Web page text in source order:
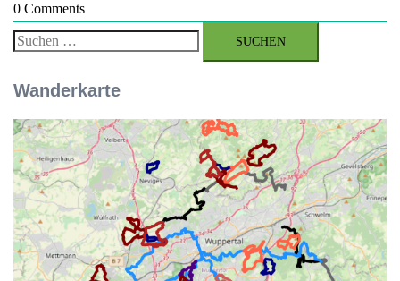
0 Comments
Suchen
Wanderkarte